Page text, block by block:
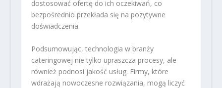
dostosować ofertę do ich oczekiwań, co
bezpośrednio przekłada się na pozytywne
doświadczenia.
Podsumowując, technologia w branży
cateringowej nie tylko upraszcza procesy, ale
również podnosi jakość usług. Firmy, które
wdrażają nowoczesne rozwiązania, mogą liczyć